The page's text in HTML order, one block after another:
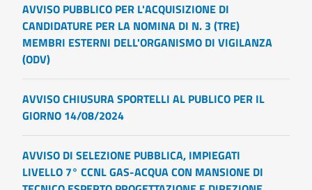
AVVISO PUBBLICO PER L'ACQUISIZIONE DI
CANDIDATURE PER LA NOMINA DI N. 3 (TRE)
MEMBRI ESTERNI DELL'ORGANISMO DI VIGILANZA
(ODV)
AVVISO CHIUSURA SPORTELLI AL PUBLICO PER IL
GIORNO 14/08/2024
AVVISO DI SELEZIONE PUBBLICA, IMPIEGATI
LIVELLO 7° CCNL GAS-ACQUA CON MANSIONE DI